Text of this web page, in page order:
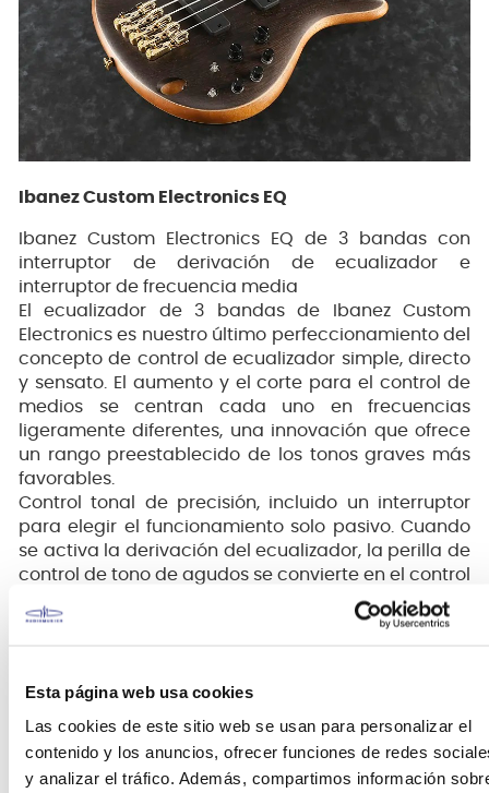
Esta página web usa cookies
Las cookies de este sitio web se usan para personalizar el
contenido y los anuncios, ofrecer funciones de redes
y analizar el tráfico. Además, compartimos información
Ibanez Custom Electronics EQ
Ibanez Custom Electronics EQ de 3 bandas con
interruptor de derivación de ecualizador e
interruptor de frecuencia media
El ecualizador de 3 bandas de Ibanez Custom
Electronics es nuestro último perfeccionamiento del
concepto de control de ecualizador simple, directo
y sensato. El aumento y el corte para el control de
medios se centran cada uno en frecuencias
ligeramente diferentes, una innovación que ofrece
un rango preestablecido de los tonos graves más
favorables.
Control tonal de precisión, incluido un interruptor
para elegir el funcionamiento solo pasivo. Cuando
se activa la derivación del ecualizador, la perilla de
control de tono de agudos se convierte en el control